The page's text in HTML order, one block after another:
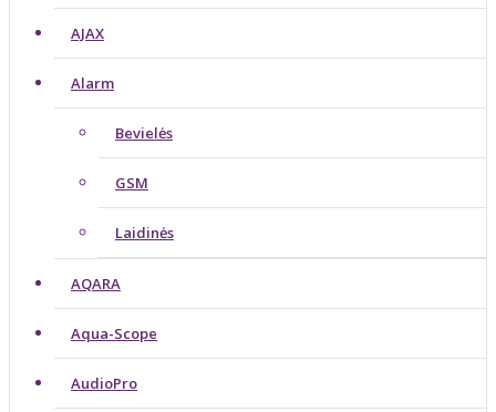
AJAX
Alarm
Bevielės
GSM
Laidinės
AQARA
Aqua-Scope
AudioPro